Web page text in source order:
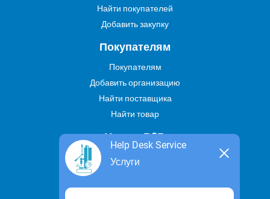
Help Desk Service
Услуги
Найти покупателей
Добавить закупку
Покупателям
Покупателям
Добавить организацию
Найти поставщика
Найти товар
Услуги В2В
Найти услугу
Предложить свою услугу
Дропшиппинг